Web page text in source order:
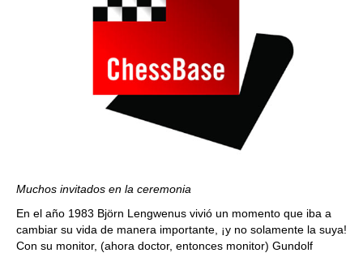
Muchos invitados en la ceremonia
En el año 1983 Björn Lengwenus vivió un momento que iba a
cambiar su vida de manera importante, ¡y no solamente la suya!
Con su monitor, (ahora doctor, entonces monitor) Gundolf